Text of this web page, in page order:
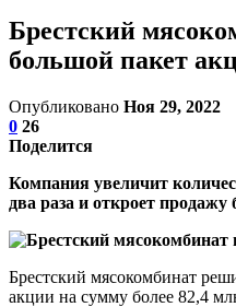
Брестский
большой пакет
Опубликовано Ноя 29, 2022
0 26
Поделится
Компания увеличит
два раза и откроет
Брестский мясокомбинат
акции на сумму более 82,4